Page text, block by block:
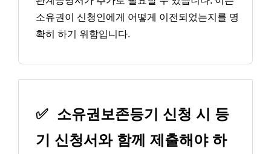
소유권이 신청인에게 어떻게 이전되었는지를 명
확히 하기 위함입니다.
✅ 소유권보존등기 신청 시 등
기 신청서와 함께 제출해야 하